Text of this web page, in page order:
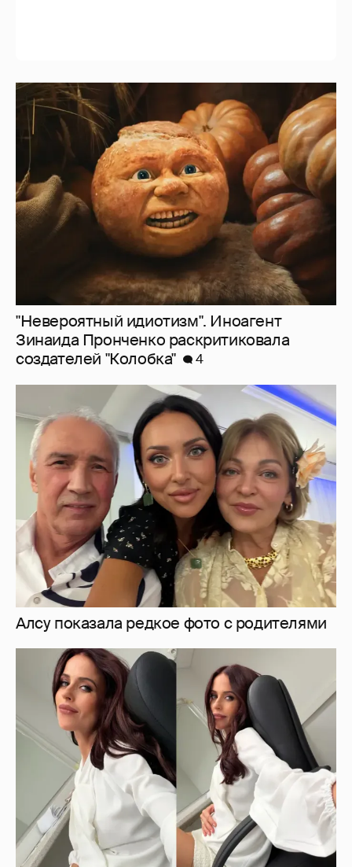
"Невероятный идиотизм". Иноагент
Зинаида Пронченко раскритиковала
создателей "Колобка"
4
Алсу показала редкое фото с родителями
Мирослава Карпович подогрела слухи о
беременности новыми фото
5